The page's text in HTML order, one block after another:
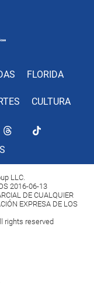
FLORIDA
CULTURA
LLC.
2016-06-13
DE CUALQUIER
EXPRESA DE LOS
rights reserved